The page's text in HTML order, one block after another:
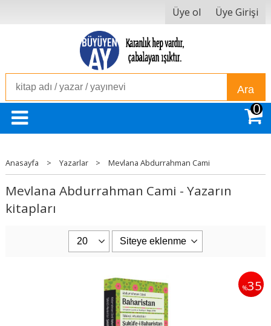
Üye ol Üye Girişi
Ara
0
Anasayfa > Yazarlar > Mevlana Abdurrahman Cami
Mevlana Abdurrahman Cami - Yazarın
kitapları
%35